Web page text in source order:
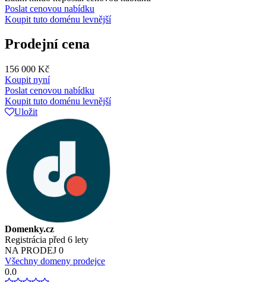
Poslat cenovou nabídku
Koupit tuto doménu levnější
Prodejní cena
156 000 Kč
Koupit nyní
Poslat cenovou nabídku
Koupit tuto doménu levnější
Uložit
Domenky.cz
Registrácia před 6 lety
NA PRODEJ 0
Všechny domeny prodejce
0.0